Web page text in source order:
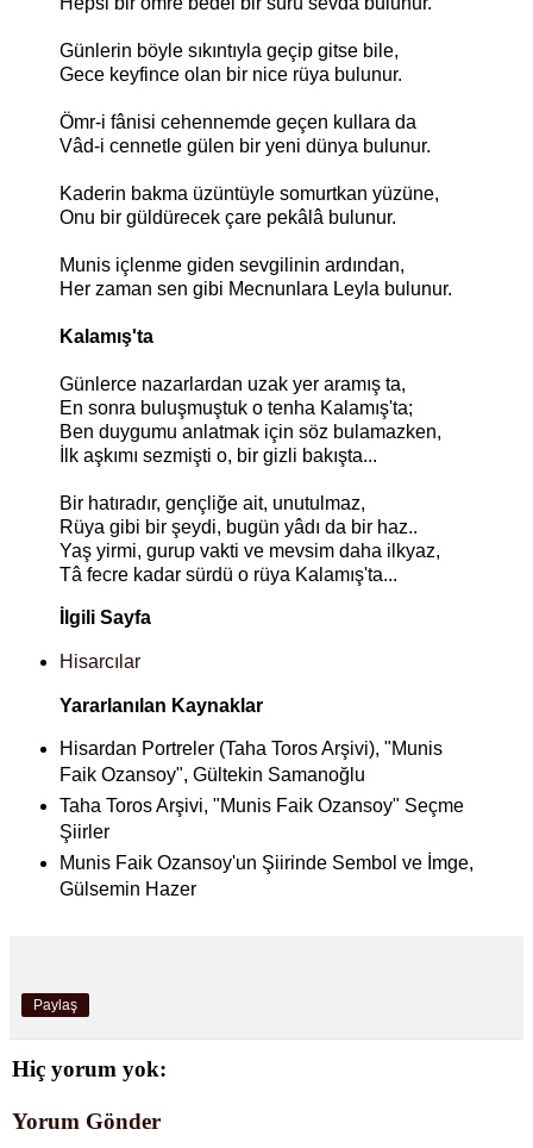
Günlerin böyle sıkıntıyla geçip gitse bile,
Gece keyfince olan bir nice rüya bulunur.
Ömr-i fânisi cehennemde geçen kullara da
Vâd-i cennetle gülen bir yeni dünya bulunur.
Kaderin bakma üzüntüyle somurtkan yüzüne,
Onu bir güldürecek çare pekâlâ bulunur.
Munis içlenme giden sevgilinin ardından,
Her zaman sen gibi Mecnunlara Leyla bulunur.
Kalamış'ta
Günlerce nazarlardan uzak yer aramış ta,
En sonra buluşmuştuk o tenha Kalamış'ta;
Ben duygumu anlatmak için söz bulamazken,
İlk aşkımı sezmişti o, bir gizli bakışta...
Bir hatıradır, gençliğe ait, unutulmaz,
Rüya gibi bir şeydi, bugün yâdı da bir haz..
Yaş yirmi, gurup vakti ve mevsim daha ilkyaz,
Tâ fecre kadar sürdü o rüya Kalamış'ta...
İlgili Sayfa
Hisarcılar
Yararlanılan Kaynaklar
Hisardan Portreler (Taha Toros Arşivi), "Munis
Faik Ozansoy", Gültekin Samanoğlu
Taha Toros Arşivi, "Munis Faik Ozansoy" Seçme
Şiirler
Munis Faik Ozansoy'un Şiirinde Sembol ve İmge,
Gülsemin Hazer
Paylaş
Hiç yorum yok:
Yorum Gönder